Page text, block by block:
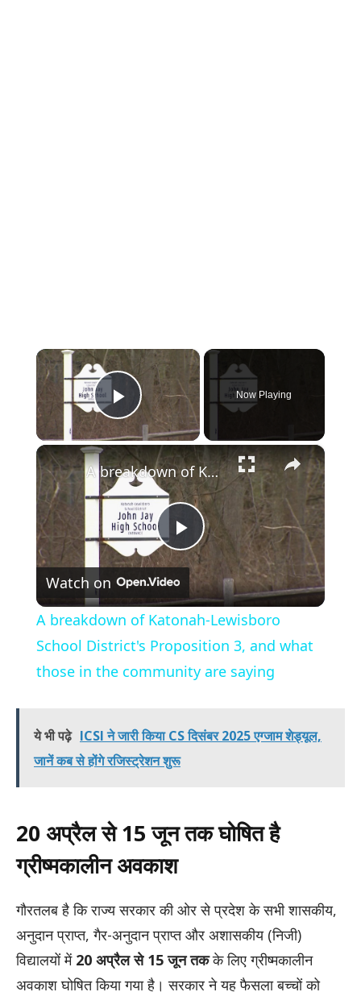
×
Play Video
Now Playing
×
Play
Video
A breakdown of Katonah-Lewisboro School District's Proposition 3, and what those in the community are saying
Watch on
A breakdown of Katonah-Lewisboro
School District's Proposition 3, and what
those in the community are saying
ये भी पढ़े ICSI ने जारी किया CS दिसंबर 2025 एग्जाम शेड्यूल,
जानें कब से होंगे रजिस्ट्रेशन शुरू
20 अप्रैल से 15 जून तक घोषित है
ग्रीष्मकालीन अवकाश
गौरतलब है कि राज्य सरकार की ओर से प्रदेश के सभी शासकीय,
अनुदान प्राप्त, गैर-अनुदान प्राप्त और अशासकीय (निजी)
विद्यालयों में 20 अप्रैल से 15 जून तकके लिए ग्रीष्मकालीन
अवकाश घोषित किया गया है। सरकार ने यह फैसला बच्चों को